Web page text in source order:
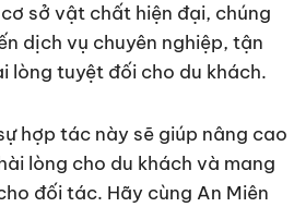
sở vật chất hiện đại, chúng
dịch vụ chuyên nghiệp, tận
lòng tuyệt đối cho du khách.
hợp tác này sẽ giúp nâng cao
lòng cho du khách và mang
đối tác. Hãy cùng An Miên